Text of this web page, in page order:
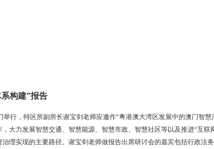
构建”报告
行，特区所副所长谢宝剑老师应邀作“粤港澳大湾区发展中的澳门智慧
大力发展智慧交通、智慧能源、智慧市政、智慧社区等以及推进“互联
理实现的主要路径。谢宝剑老师做报告出席研讨会的嘉宾包括行政法